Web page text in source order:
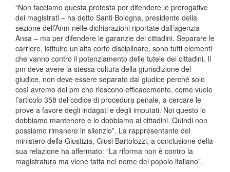
“Non facciamo questa protesta per difendere le prerogative
dei magistrati – ha detto Santi Bologna, presidente della
sezione dell’Anm nelle dichiarazioni riportate dall’agenzia
Ansa – ma per difendere le garanzie dei cittadini. Separare le
carriere, istituire un’alta corte disciplinare, sono tutti elementi
che vanno contro il potenziamento delle tutele dei cittadini. Il
pm deve avere la stessa cultura della giurisdizione del
giudice, non deve essere separato dal giudice perché solo
così avremo dei pm che riescono efficacemente, come vuole
l’articolo 358 del codice di procedura penale, a cercare le
prove a favore degli indagati e degli imputati. Noi questo lo
dobbiamo mantenere e lo dobbiamo ai cittadini. Quindi non
possiamo rimanere in silenzio”. La rappresentante del
ministero della Giustizia, Giusi Bartolozzi, a conclusione della
sua relazione ha affermato: “La riforma non è contro la
magistratura ma viene fatta nel nome del popolo italiano”.